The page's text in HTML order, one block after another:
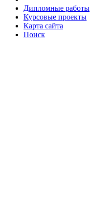
Дипломные работы
Курсовые проекты
Карта сайта
Поиск